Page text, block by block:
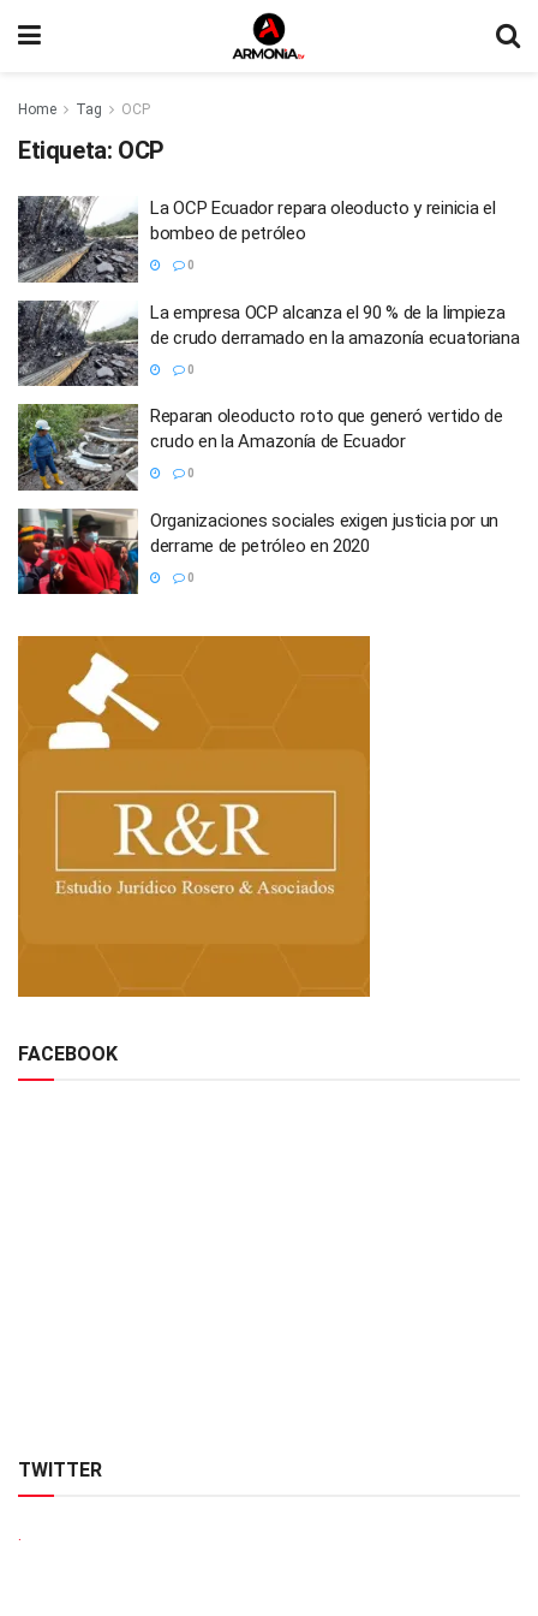
Home Tag OCP
Etiqueta: OCP
La OCP Ecuador repara oleoducto y reinicia el
bombeo de petróleo
0
La empresa OCP alcanza el 90 % de la limpieza
de crudo derramado en la amazonía ecuatoriana
0
Reparan oleoducto roto que generó vertido de
crudo en la Amazonía de Ecuador
0
Organizaciones sociales exigen justicia por un
derrame de petróleo en 2020
0
FACEBOOK
TWITTER